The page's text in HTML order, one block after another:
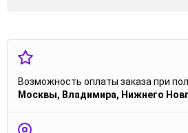
Возможность оплаты заказа при
Москвы, Владимира, Нижнего